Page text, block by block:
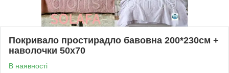
Покривало простирадло бавовна 200*230см +
наволочки 50х70
В наявності